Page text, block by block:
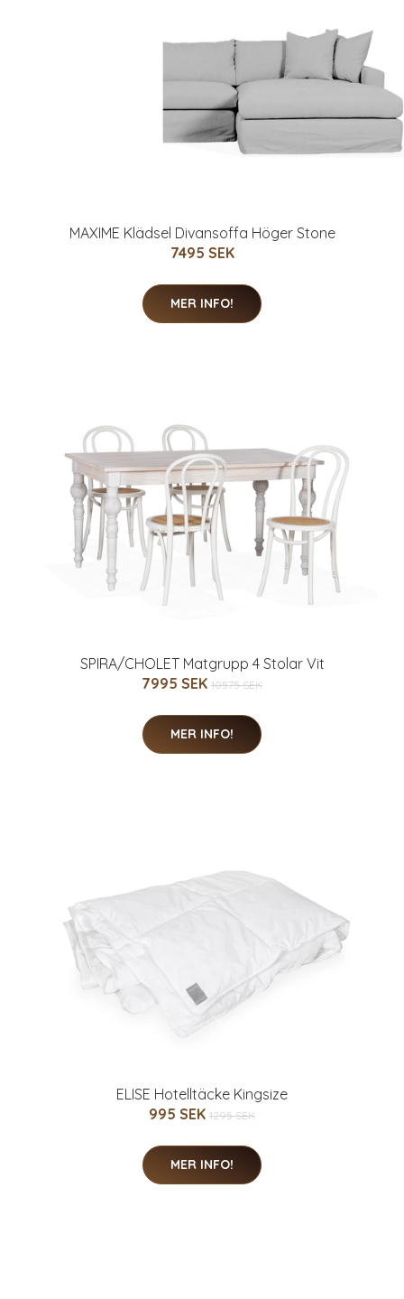
MAXIME Klädsel Divansoffa Höger Stone
7495 SEK
MER INFO!
SPIRA/CHOLET Matgrupp 4 Stolar Vit
7995 SEK 10575 SEK
MER INFO!
ELISE Hotelltäcke Kingsize
995 SEK 1295 SEK
MER INFO!